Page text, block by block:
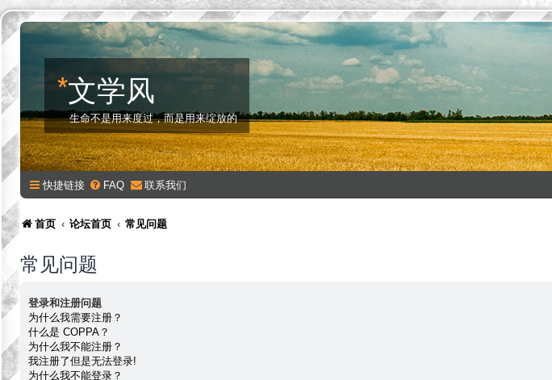
*文学风
生命不是用来度过，而是用来绽放的
快捷链接 FAQ 联系我们
首页 论坛首页 常见问题
常见问题
登录和注册问题
为什么我需要注册？
什么是 COPPA？
为什么我不能注册？
我注册了但是无法登录!
为什么我不能登录？